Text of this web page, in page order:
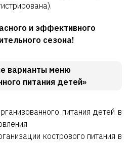
и эффективного
сезона!
варианты меню
питания детей»
питания детей в
кострового питания в